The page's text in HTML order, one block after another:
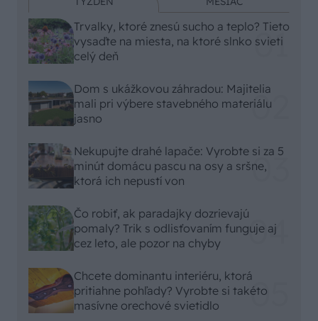
Trvalky, ktoré znesú sucho a teplo? Tieto
vysaďte na miesta, na ktoré slnko svieti
celý deň
Dom s ukážkovou záhradou: Majitelia
mali pri výbere stavebného materiálu
jasno
Nekupujte drahé lapače: Vyrobte si za 5
minút domácu pascu na osy a sršne,
ktorá ich nepustí von
Čo robiť, ak paradajky dozrievajú
pomaly? Trik s odlisťovaním funguje aj
cez leto, ale pozor na chyby
Chcete dominantu interiéru, ktorá
pritiahne pohľady? Vyrobte si takéto
masívne orechové svietidlo